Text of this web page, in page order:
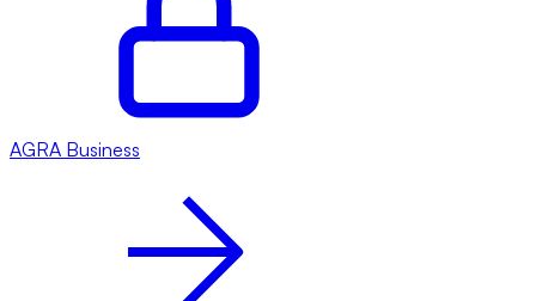
AGRA Business